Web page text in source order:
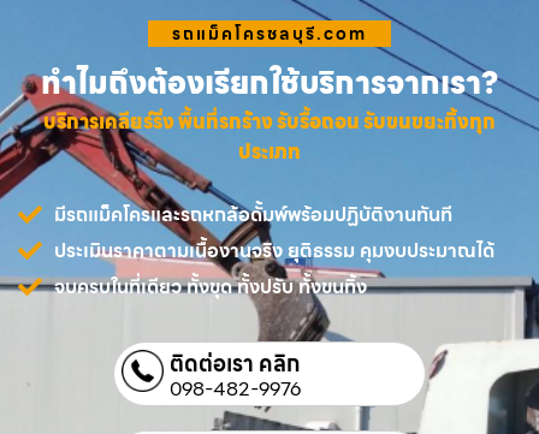
รถแม็คโครชลบุรี.com
ทำไมถึงต้องเรียกใช้บริการจากเรา?
บริการเคลียร์ริ่ง พื้นที่รกร้าง รับรื้อถอน รับขนขยะทิ้งทุก
ประเภท
มีรถแม็คโครและรถหกล้อดั้มพ์พร้อมปฏิบัติงานทันที
ประเมินราคาตามเนื้องานจริง ยุติธรรม คุมงบประมาณได้
จบครบในที่เดียว ทั้งขุด ทั้งปรับ ทั้งขนทิ้ง
ติดต่อเรา คลิก
098-482-9976